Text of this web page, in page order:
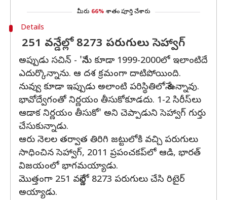
మీరు 66% శాతం పూర్తి చేశారు
Details
251 వన్డేల్లో 8273 పరుగులు సెహ్వాగ్
అప్పుడు సచిన్ - 'నేను కూడా 1999-2000లో ఇలాంటిదే
ఎదుర్కొన్నాను. ఆ దశ క్రమంగా దాటిపోయింది.
నువ్వు కూడా ఇప్పుడు అలాంటి పరిస్థితిలోనే ఉన్నావు.
భావోద్వేగంతో నిర్ణయం తీసుకోకూడదు. 1-2 సిరీస్‌లు
ఆడాక నిర్ణయం తీసుకో' అని చెప్పాడుని సెహ్వాగ్ గుర్తు
చేసుకున్నాడు.
ఆరు నెలల తర్వాత తిరిగి జట్టులోకి వచ్చి పరుగులు
సాధించిన సెహ్వాగ్, 2011 ప్రపంచకప్‌లో ఆడి, భారత్
విజయంలో భాగమయ్యాడు.
మొత్తంగా 251 వన్డేల్లో 8273 పరుగులు చేసి రిటైర్
అయ్యాడు.